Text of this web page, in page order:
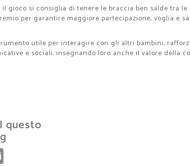
gioco si consiglia di tenere le braccia ben salde tra le
per garantire maggiore partecipazione, voglia e
utile per interagire con gli altri bambini;
e sociali, insegnando loro anche il valore della
questo